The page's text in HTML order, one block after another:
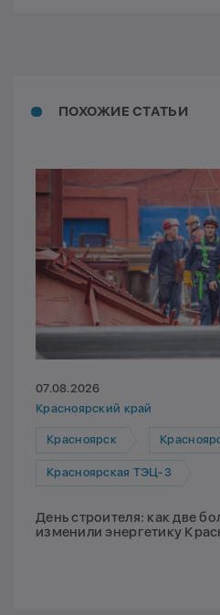
ПОХОЖИЕ СТАТЬИ
07.08.2026
Красноярский край
Красноярск
Красноярская ТЭЦ-3
День строителя: как две
изменили энергетику